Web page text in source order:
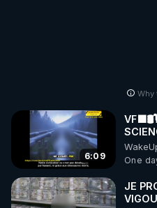
Why
6:09
One
JE